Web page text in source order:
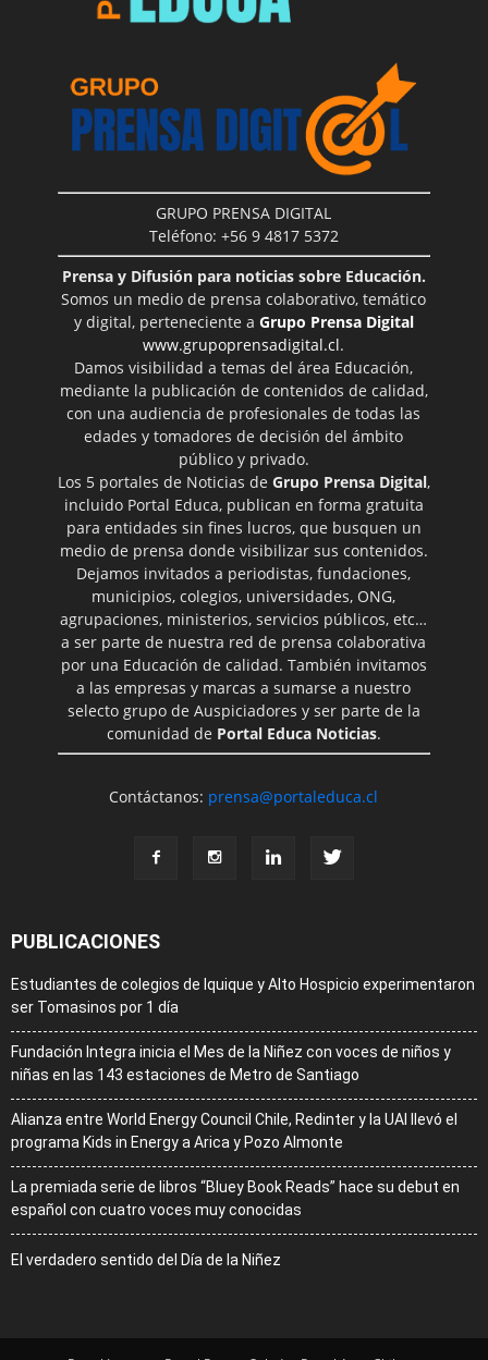
GRUPO PRENSA DIGITAL
Teléfono: +56 9 4817 5372
Prensa y Difusión para noticias sobre Educación.
Somos un medio de prensa colaborativo, temático
y digital, perteneciente a Grupo Prensa Digital
www.grupoprensadigital.cl.
Damos visibilidad a temas del área Educación,
mediante la publicación de contenidos de calidad,
con una audiencia de profesionales de todas las
edades y tomadores de decisión del ámbito
público y privado.
Los 5 portales de Noticias de Grupo Prensa Digital,
incluido Portal Educa, publican en forma gratuita
para entidades sin fines lucros, que busquen un
medio de prensa donde visibilizar sus contenidos.
Dejamos invitados a periodistas, fundaciones,
municipios, colegios, universidades, ONG,
agrupaciones, ministerios, servicios públicos, etc…
a ser parte de nuestra red de prensa colaborativa
por una Educación de calidad. También invitamos
a las empresas y marcas a sumarse a nuestro
selecto grupo de Auspiciadores y ser parte de la
comunidad de Portal Educa Noticias.
Contáctanos: prensa@portaleduca.cl
PUBLICACIONES
Estudiantes de colegios de Iquique y Alto Hospicio experimentaron
ser Tomasinos por 1 día
Fundación Integra inicia el Mes de la Niñez con voces de niños y
niñas en las 143 estaciones de Metro de Santiago
Alianza entre World Energy Council Chile, Redinter y la UAI llevó el
programa Kids in Energy a Arica y Pozo Almonte
La premiada serie de libros “Bluey Book Reads” hace su debut en
español con cuatro voces muy conocidas
El verdadero sentido del Día de la Niñez